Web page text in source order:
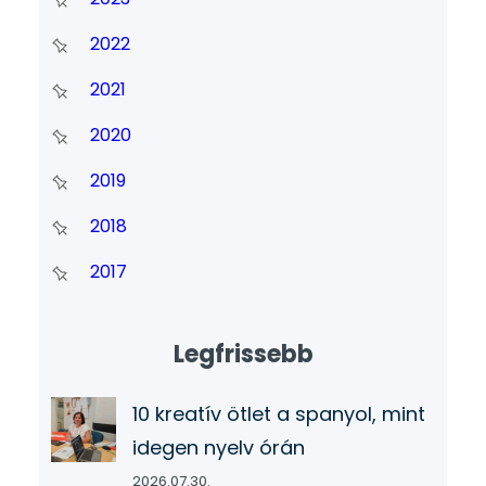
2022
2021
2020
2019
2018
2017
Legfrissebb
10 kreatív ötlet a spanyol, mint
idegen nyelv órán
2026.07.30.